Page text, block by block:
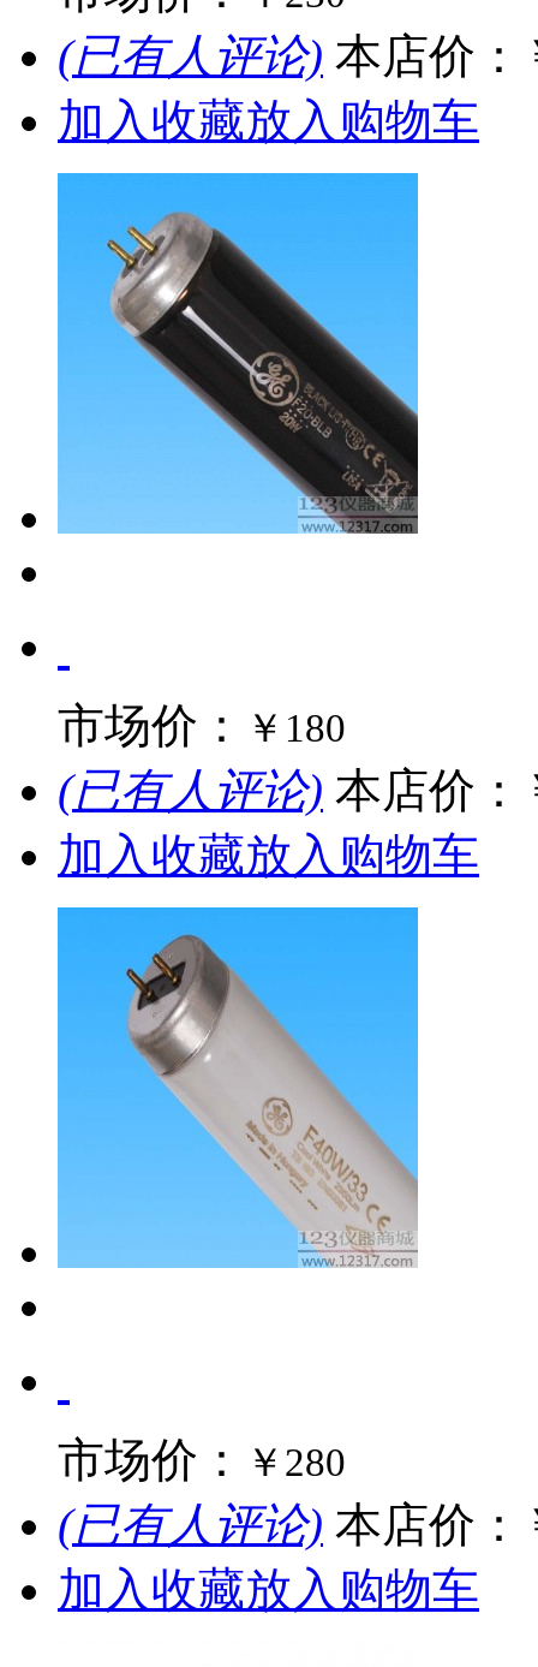
(已有人评论) 本店价：
加入收藏放入购物车
市场价： ￥180
(已有人评论) 本店价：
加入收藏放入购物车
市场价： ￥280
(已有人评论) 本店价：
加入收藏放入购物车